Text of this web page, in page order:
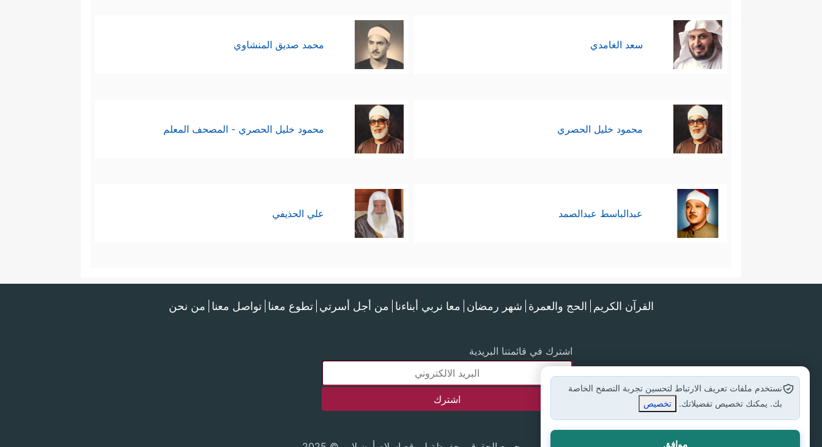
سعد الغامدي محمد صديق المنشاوي
محمود خليل الحصري محمود خليل الحصري - المصحف المعلم
عبدالباسط عبدالصمد علي الحذيفي
القرآن الكريم الحج والعمرة شهر رمضان معا نربي أبناءنا من أجل أسرتي تطوع معنا تواصل معنا من نحن
اشترك في قائمتنا البريدية
نستخدم ملفات تعريف الارتباط لتحسين تجربة التصفح الخاصة
بك. يمكنك تخصيص تفضيلاتك.
تخصيص
موافق